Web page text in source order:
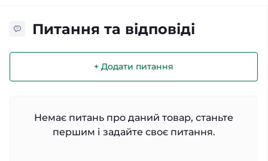
Питання та відповіді
+ Додати питання
Немає питань про даний товар, станьте
першим і задайте своє питання.